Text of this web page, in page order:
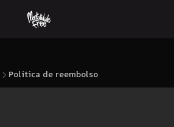
Politica de reembolso